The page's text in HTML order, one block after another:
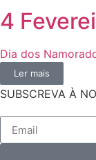
4
Dia dos
Ler mais
SUBSCREVA À